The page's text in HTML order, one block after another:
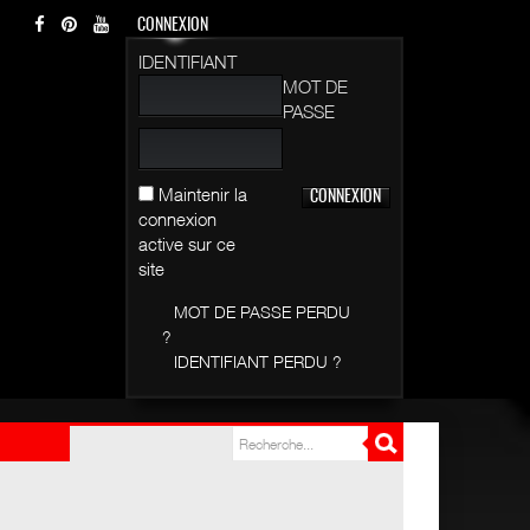
CONNEXION
IDENTIFIANT
MOT DE
PASSE
Maintenir la
connexion
active sur ce
site
MOT DE PASSE PERDU
?
IDENTIFIANT PERDU ?